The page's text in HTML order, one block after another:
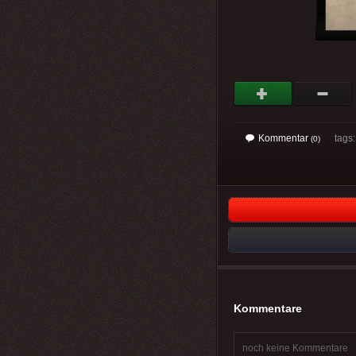
Kommentar (0)
Kommentare
noch keine Kommentare